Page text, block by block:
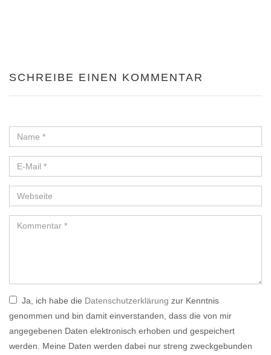
SCHREIBE EINEN KOMMENTAR
Ja, ich habe die Datenschutzerklärung zur Kenntnis
genommen und bin damit einverstanden, dass die von mir
angegebenen Daten elektronisch erhoben und gespeichert
werden. Meine Daten werden dabei nur streng zweckgebunden